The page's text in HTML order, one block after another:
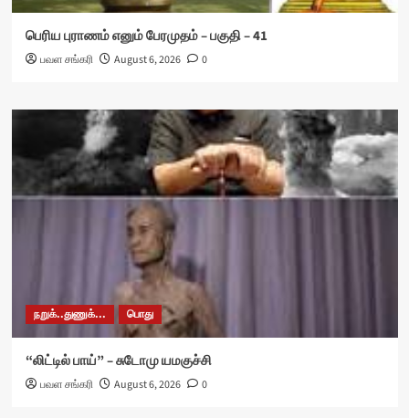
பெரிய புராணம் எனும் பேரமுதம் – பகுதி – 41
பவள சங்கரி August 6, 2026 0
நறுக்..துணுக்... பொது
“லிட்டில் பாய்” – சுடோமு யமகுச்சி
பவள சங்கரி August 6, 2026 0